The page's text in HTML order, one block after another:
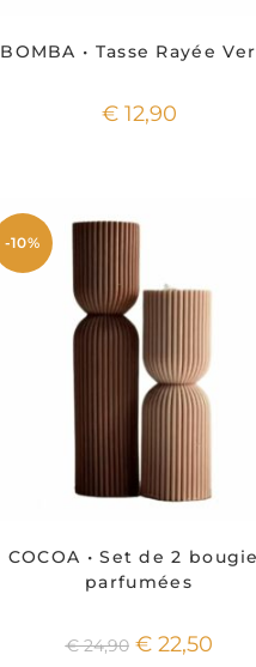
BOMBA • Tasse Rayée
€12,90
-10%
COCOA • Set de 2
parfumées
€24,90 €22,50